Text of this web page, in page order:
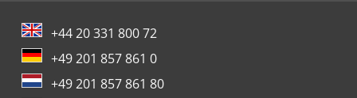
+44 20 331 800 72
+49 201 857 861 0
+49 201 857 861 80